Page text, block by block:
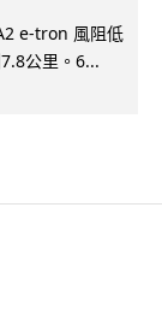
e-tron 風阻低
公里。6...